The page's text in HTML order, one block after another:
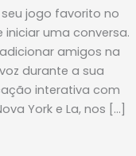
seu jogo favorito no
uma conversa.
amigos na
durante a sua
interativa com
York e La, nos […]